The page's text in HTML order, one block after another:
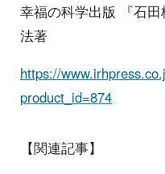
幸福の科学出版 『石
法著
https://
product_id=874
【関連記事】